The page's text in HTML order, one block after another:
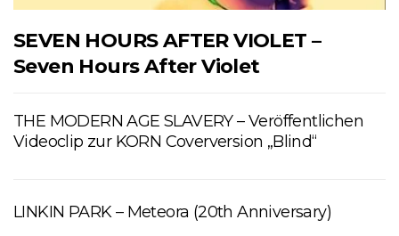
SEVEN HOURS AFTER VIOLET –
Seven Hours After Violet
THE MODERN AGE SLAVERY – Veröffentlichen
Videoclip zur KORN Coverversion „Blind“
LINKIN PARK – Meteora (20th Anniversary)